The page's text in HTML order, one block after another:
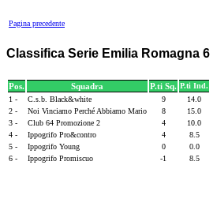
Pagina precedente
Classifica Serie Emilia Romagna 6
Pos. Squadra P.ti Sq. P.ti Ind.
1 -
C.s.b. Black&white 9
14.0
2 -
Noi Vinciamo Perché Abbiamo Mario 8
15.0
3 -
Club 64 Promozione 2 4
10.0
4 -
Ippogrifo Pro&contro 4
8.5
5 -
Ippogrifo Young 0
0.0
6 -
Ippogrifo Promiscuo -1 8.5